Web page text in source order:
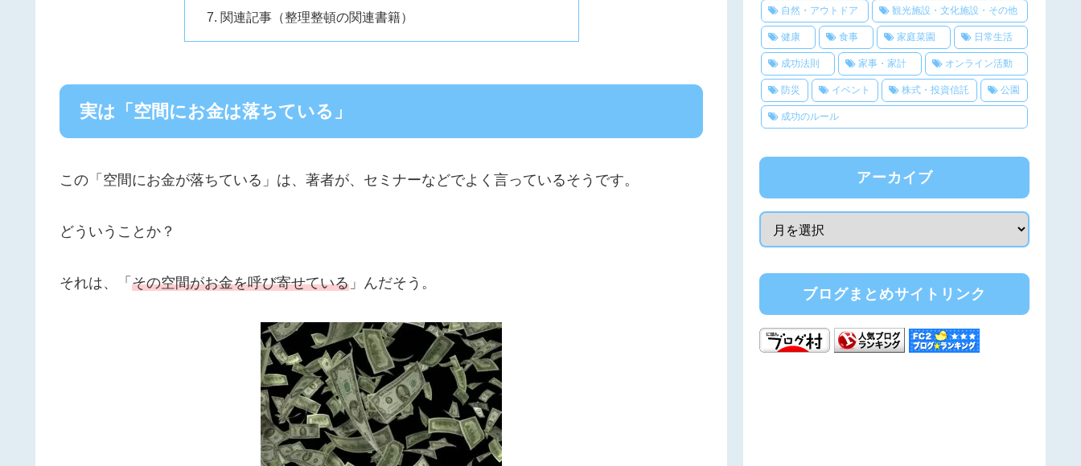
関連記事（整理整頓の関連書籍）
実は「空間にお金は落ちている」
この「空間にお金が落ちている」は、著者が、セミナーなどでよく言っているそうです。
どういうことか？
それは、「 その空間がお金を呼び寄せている 」んだそう。
自然・アウトドア 観光施設・文化施設・その他
健康 食事 家庭菜園 日常生活
成功法則 家事・家計 オンライン活動
防災 イベント 株式・投資信託 公園
成功のルール
アーカイブ
ブログまとめサイトリンク